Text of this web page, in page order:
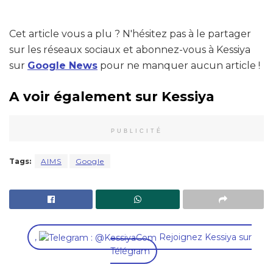
Cet article vous a plu ? N'hésitez pas à le partager
sur les réseaux sociaux et abonnez-vous à Kessiya
sur Google News pour ne manquer aucun article !
A voir également sur Kessiya
PUBLICITÉ
Tags: AIMS Google
,
Rejoignez Kessiya sur
Télégram